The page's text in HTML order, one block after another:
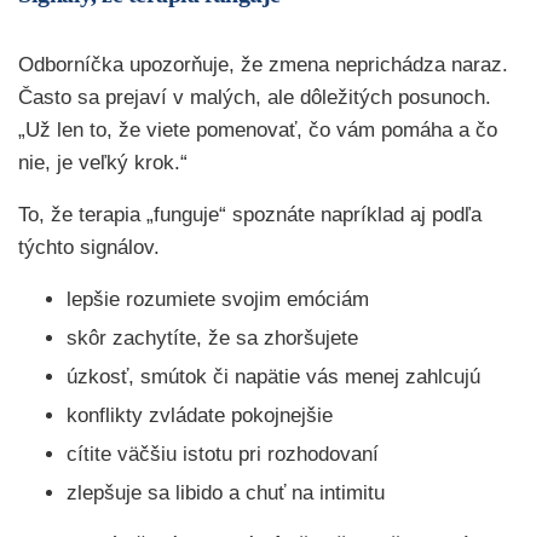
Odborníčka upozorňuje, že zmena neprichádza naraz.
Často sa prejaví v malých, ale dôležitých posunoch.
„Už len to, že viete pomenovať, čo vám pomáha a čo
nie, je veľký krok.“
To, že terapia „funguje“ spoznáte napríklad aj podľa
týchto signálov.
lepšie rozumiete svojim emóciám
skôr zachytíte, že sa zhoršujete
úzkosť, smútok či napätie vás menej zahlcujú
konflikty zvládate pokojnejšie
cítite väčšiu istotu pri rozhodovaní
zlepšuje sa libido a chuť na intimitu